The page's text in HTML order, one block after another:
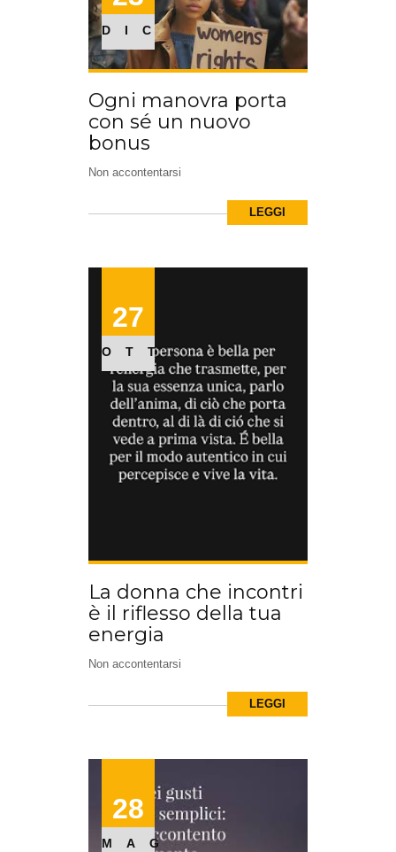
DIC
Ogni manovra porta
con sé un nuovo
bonus
Non accontentarsi
LEGGI
27
OTT
La donna che incontri
è il riflesso della tua
energia
Non accontentarsi
LEGGI
28
MAG